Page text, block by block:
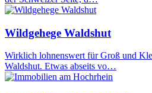
Wildgehege Waldshut
Wirklich lohnenswert für Groß und
Waldshut. Etwas abseits vo…